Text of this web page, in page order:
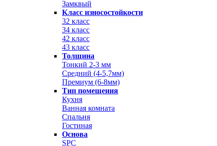
Замквый
Класс износостойкости
32 класс
34 класс
42 класс
43 класс
Толщина
Тонкий 2-3 мм
Средний (4-5,7мм)
Премиум (6-8мм)
Тип помещения
Кухня
Ванная комната
Спальня
Гостиная
Основа
SPC